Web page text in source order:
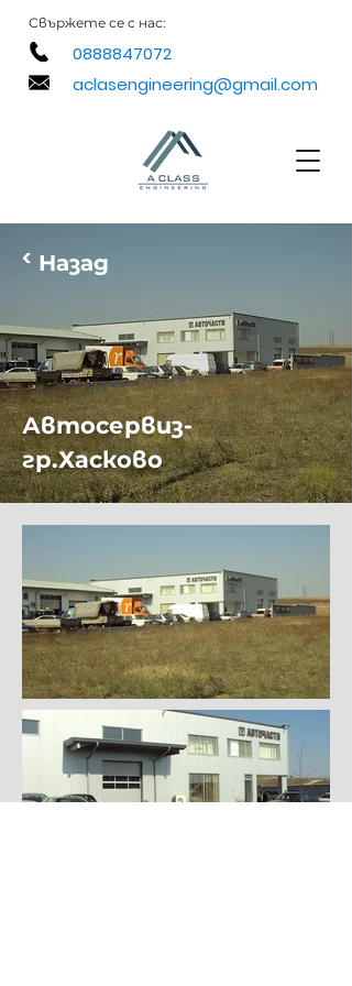
Свържете се с нас:
0888847072
aclasengineering@gmail.com
< Назад
Автосервиз-
гр.Хасково